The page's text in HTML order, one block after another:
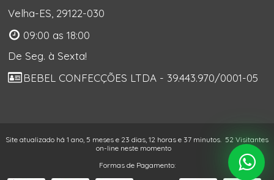
Velha-ES, 29122-030
09:00 as 18:00
De Seg. à Sexta!
BEBEL CONFECÇÕES LTDA - 39.443.970/0001-05
Site atualizado há 1 ano, 5 meses e 23 dias, 12 horas e 37 minutos. 52 Visitantes
on-line neste momento
Formas de Pagamento: